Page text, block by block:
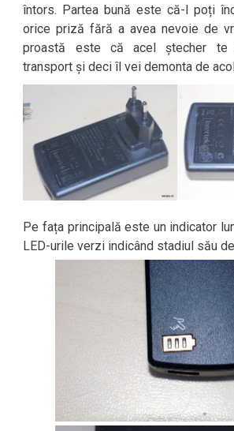
întors. Partea bună este că-l poți
orice priză fără a avea nevoie de
proastă este că acel ștecher te
transport și deci îl vei demonta de
Pe fața principală este un indicator
LED-urile verzi indicând stadiul său